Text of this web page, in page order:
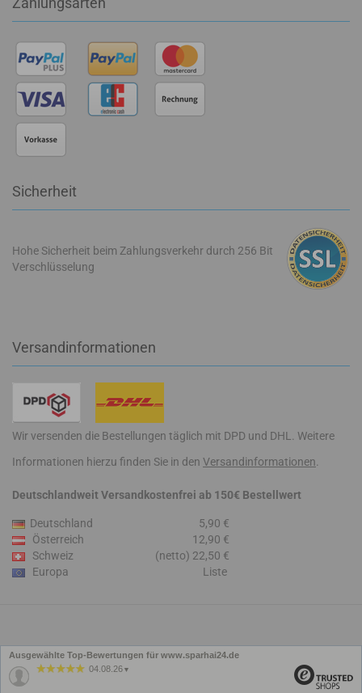
Sicherheit
Hohe Sicherheit beim Zahlungsverkehr durch 256 Bit
Verschlüsselung
Versandinformationen
Wir versenden die Bestellungen täglich mit DPD und DHL. Weitere
Informationen hierzu finden Sie in den Versandinformationen
Deutschlandweit Versandkostenfrei ab 150€ Bestellwert
Deutschland
5,90 €
Österreich
12,90 €
Schweiz
(netto) 22,50 €
Europa
Liste
Ausgewählte Top-Bewertungen für www.sparhai24.de
04.08.26 ▼